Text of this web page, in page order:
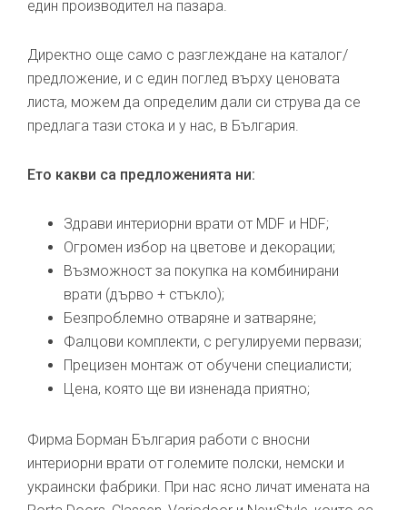
един производител на пазара.
Директно още само с разглеждане на каталог/
предложение, и с един поглед върху ценовата
листа, можем да определим дали си струва да се
предлага тази стока и у нас, в България.
Ето какви са предложенията ни:
Здрави интериорни врати от MDF и HDF;
Огромен избор на цветове и декорации;
Възможност за покупка на комбинирани
врати (дърво + стъкло);
Безпроблемно отваряне и затваряне;
Фалцови комплекти, с регулируеми первази;
Прецизен монтаж от обучени специалисти;
Цена, която ще ви изненада приятно;
Фирма Борман България работи с вносни
интериорни врати от големите полски, немски и
украински фабрики. При нас ясно личат имената на